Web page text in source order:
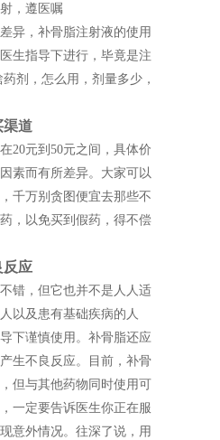
，遵医嘱
异，补骨脂注射液的使用
生指导下进行，毕竟是注
剂，怎么用，剂量多少，
渠道
20元到50元之间，具体价
素而有所差异。大家可以
千万别贪图便宜去那些不
，以免买到假药，得不偿
反应
错，但它也并不是人人适
以及患有基础疾病的人
下谨慎使用。补骨脂还应
生不良反应。目前，补骨
但与其他药物同时使用可
一定要告诉医生你正在服
意外情况。往深了说，用